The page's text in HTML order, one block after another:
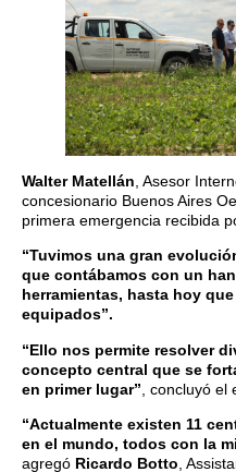
Walter Matellán , Asesor
concesionario Buenos Aires
primera emergencia recibida
“Tuvimos una gran
que contábamos con un
herramientas, hasta hoy
equipados”.
“Ello nos permite resolver
concepto central que se
en primer lugar” , concluyó el
“Actualmente existen 11
en el mundo, todos con la
agregó Ricardo Botto ,